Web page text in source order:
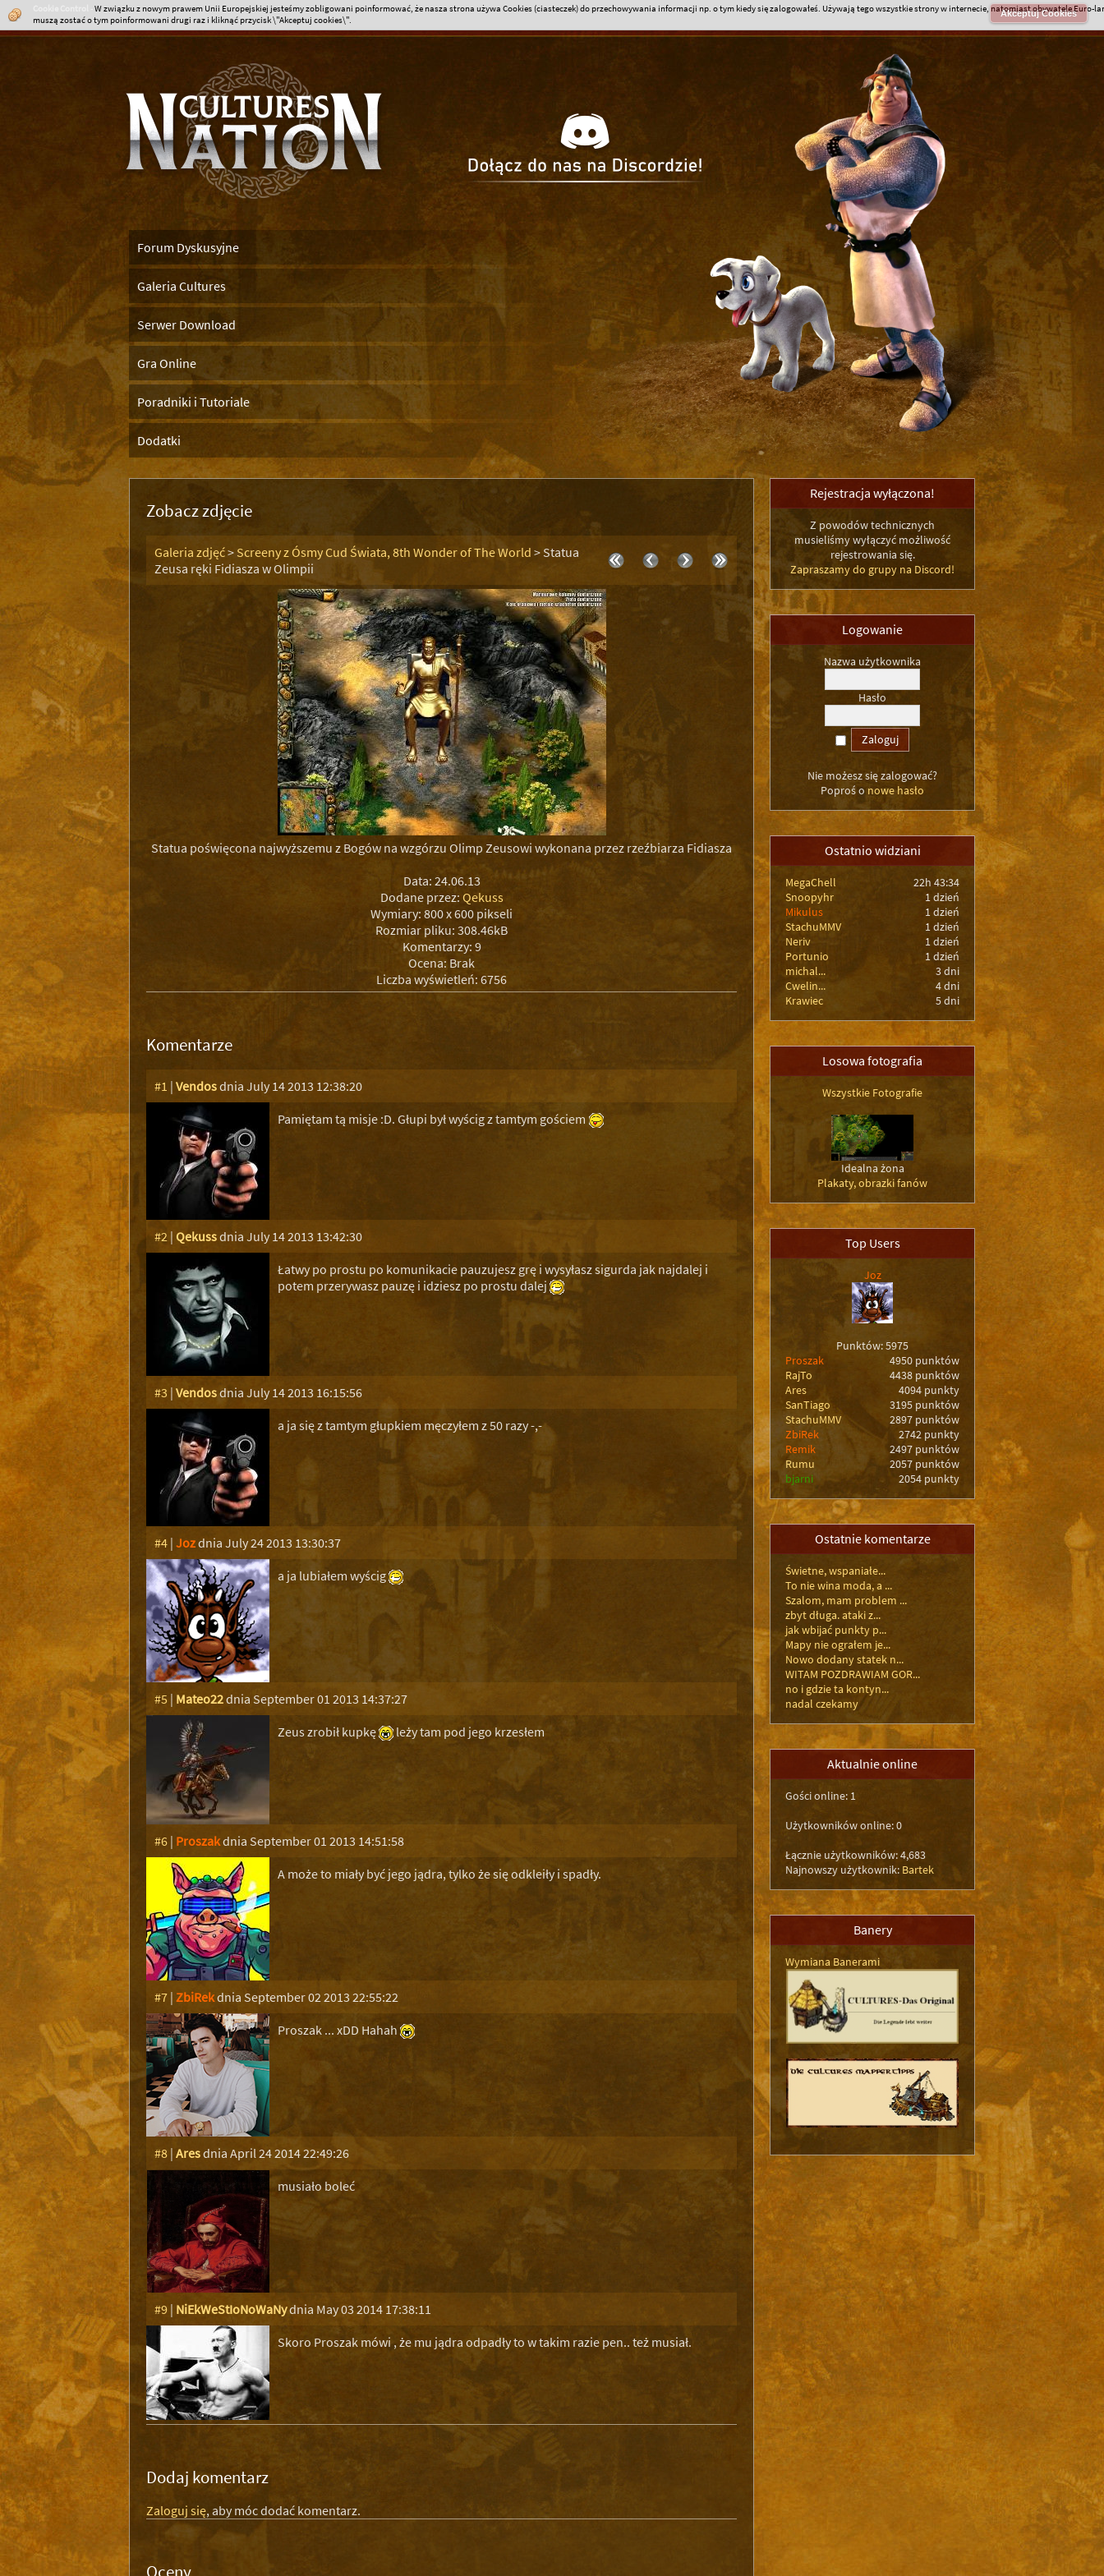
Forum Dyskusyjne
Galeria Cultures
Serwer Download
Gra Online
Poradniki i Tutoriale
Dodatki
W związku z nowym prawem Unii Europejskiej jesteśmy zobligowani poinformować, że nasza strona używa Cookies (ciasteczek) do przechowywania informacji np. o tym kiedy się zalogowałeś. Używają tego wszystkie strony w internecie, natomiast obywatele Euro-
muszą zostać o tym poinformowani drugi raz i kliknąć przycisk \"Akceptuj cookies\".
Zobacz zdjęcie
Galeria zdjęć> Screeny z Ósmy Cud Świata, 8th Wonder of The World > Statua
Zeusa ręki Fidiasza w Olimpii
Statua poświęcona najwyższemu z Bogów na wzgórzu Olimp Zeusowi wykonana przez rzeźbiarza Fidiasza
Data: 24.06.13
Dodane przez: Qekuss
Wymiary: 800 x 600 pikseli
Rozmiar pliku: 308.46kB
Komentarzy: 9
Ocena: Brak
Liczba wyświetleń: 6756
Komentarze
#1 | Vendosdnia July 14 2013 12:38:20
Pamiętam tą misje :D. Głupi był wyścig z tamtym gościem
#2 | Qekussdnia July 14 2013 13:42:30
Łatwy po prostu po komunikacie pauzujesz grę i wysyłasz sigurda jak najdalej i
potem przerywasz pauzę i idziesz po prostu dalej
#3 | Vendosdnia July 14 2013 16:15:56
a ja się z tamtym głupkiem męczyłem z 50 razy -,-
#4 | Jozdnia July 24 2013 13:30:37
a ja lubiałem wyścig
#5 | Mateo22dnia September 01 2013 14:37:27
Zeus zrobił kupkę
leży tam pod jego krzesłem
#6 | Proszakdnia September 01 2013 14:51:58
A może to miały być jego jądra, tylko że się odkleiły i spadły.
#7 | ZbiRekdnia September 02 2013 22:55:22
Proszak ... xDD Hahah
#8 | Aresdnia April 24 2014 22:49:26
musiało boleć
#9 | NiEkWeStIoNoWaNydnia May 03 2014 17:38:11
Skoro Proszak mówi , że mu jądra odpadły to w takim razie pen.. też musiał.
Dodaj komentarz
Zaloguj się, aby móc dodać komentarz.
Rejestracja wyłączona!
Z powodów technicznych
musieliśmy wyłączyć możliwość
rejestrowania się.
Zapraszamy do grupy na Discord!
Logowanie
Nazwa użytkownika
Hasło
Nie możesz się zalogować?
Poproś o nowe hasło
Ostatnio widziani
MegaChell
22h 43:34
Snoopyhr
1 dzień
Mikulus
1 dzień
StachuMMV
1 dzień
Neriv
1 dzień
Portunio
1 dzień
michal...
3 dni
Cwelin...
4 dni
Krawiec
5 dni
Losowa fotografia
Wszystkie Fotografie
Idealna żona
Plakaty, obrazki fanów
Top Users
Joz
Punktów: 5975
Proszak
4950 punktów
RajTo
4438 punktów
Ares
4094 punkty
SanTiago
3195 punktów
StachuMMV
2897 punktów
ZbiRek
2742 punkty
Remik
2497 punktów
Rumu
2057 punktów
bjarni
2054 punkty
Ostatnie komentarze
Świetne, wspaniałe...
To nie wina moda, a ...
Szalom, mam problem ...
zbyt długa. ataki z...
jak wbijać punkty p...
Mapy nie ograłem je...
Nowo dodany statek n...
WITAM POZDRAWIAM GOR...
no i gdzie ta kontyn...
nadal czekamy
Aktualnie online
Gości online: 1
Użytkowników online: 0
Łącznie użytkowników: 4,683
Najnowszy użytkownik: Bartek
Banery
Wymiana Banerami